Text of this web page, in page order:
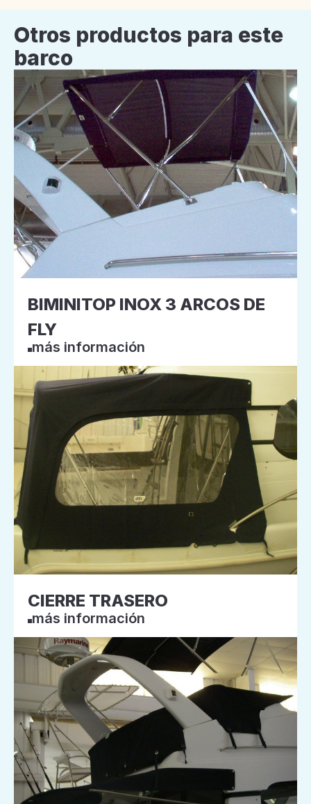
Otros productos para este
barco
BIMINITOP INOX 3 ARCOS DE
FLY
más información
CIERRE TRASERO
más información